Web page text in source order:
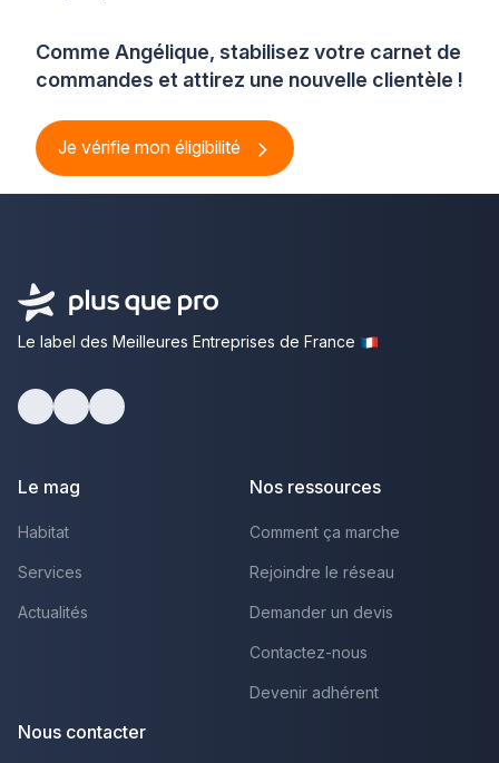
Comme Angélique, stabilisez votre carnet de
commandes et attirez une nouvelle clientèle !
Je vérifie mon éligibilité
Le label des Meilleures Entreprises de France
Le mag
Habitat
Services
Actualités
Nos ressources
Comment ça marche
Rejoindre le réseau
Demander un devis
Contactez-nous
Devenir adhérent
Nous contacter